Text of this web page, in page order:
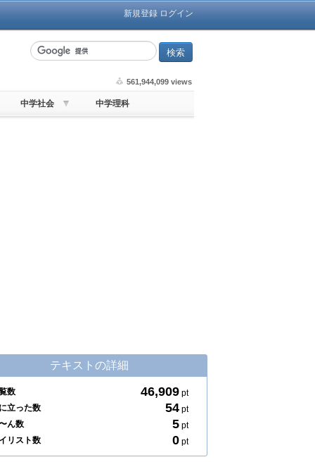
新規登録 ログイン
561,944,099 views
中学社会 中学理科
テキストの詳細
数 46,909 pt
立った数
54 pt
ん数
5 pt
リスト数
0 pt